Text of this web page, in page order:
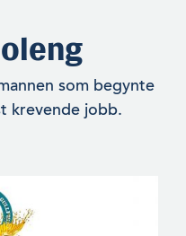
som begynte
krevende jobb.